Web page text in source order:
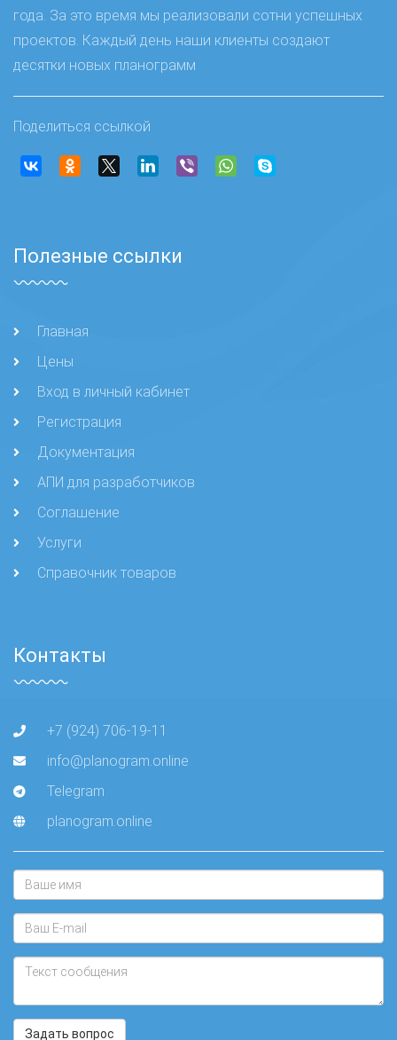
года. За это время мы реализовали сотни успешных
проектов. Каждый день наши клиенты создают
десятки новых планограмм
Поделиться ссылкой
Полезные ссылки
Главная
Цены
Вход в личный кабинет
Регистрация
Документация
АПИ для разработчиков
Соглашение
Услуги
Справочник товаров
Контакты
+7 (924) 706-19-11
info@planogram.online
Telegram
planogram.online
Задать вопрос